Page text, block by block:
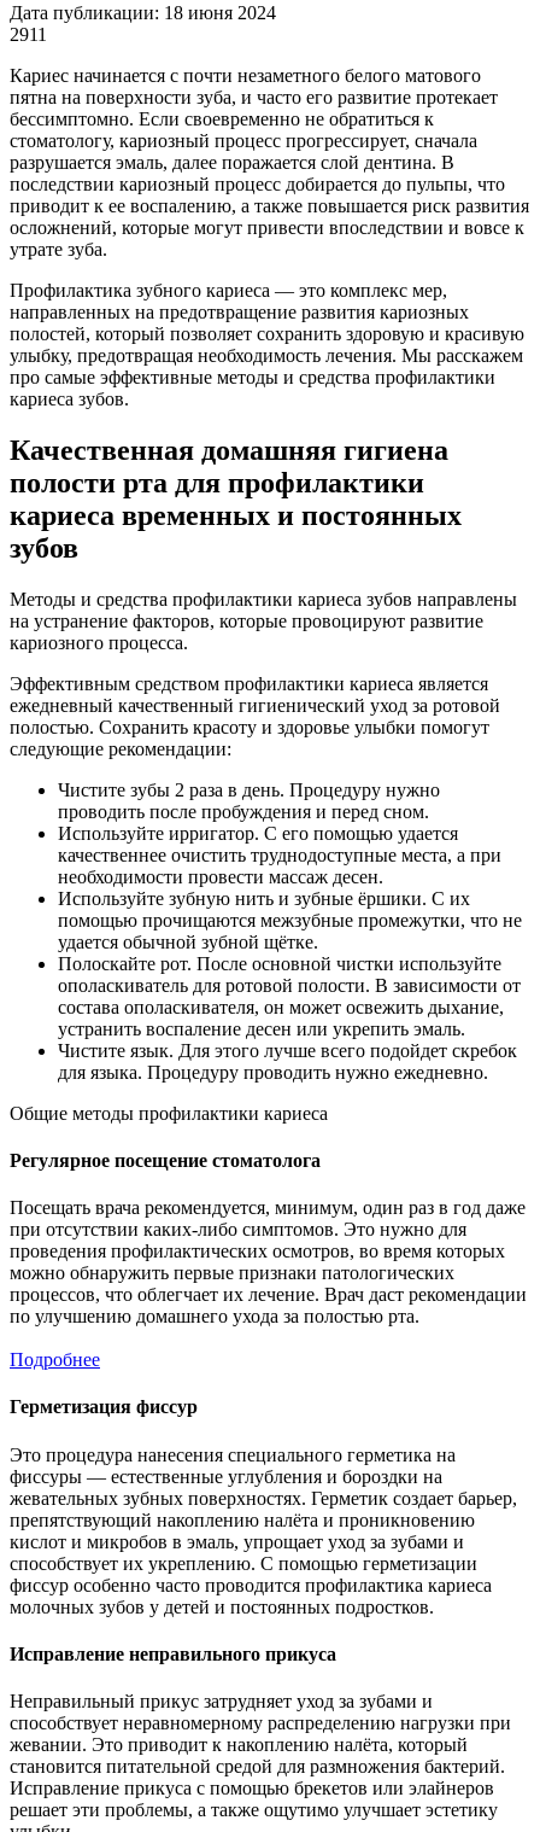
Дата публикации: 18 июня 2024
2911
Кариес начинается с почти незаметного белого матового
пятна на поверхности зуба, и часто его развитие протекает
бессимптомно. Если своевременно не обратиться к
стоматологу, кариозный процесс прогрессирует, сначала
разрушается эмаль, далее поражается слой дентина. В
последствии кариозный процесс добирается до пульпы, что
приводит к ее воспалению, а также повышается риск развития
осложнений, которые могут привести впоследствии и вовсе к
утрате зуба.
Профилактика зубного кариеса — это комплекс мер,
направленных на предотвращение развития кариозных
полостей, который позволяет сохранить здоровую и красивую
улыбку, предотвращая необходимость лечения. Мы расскажем
про самые эффективные методы и средства профилактики
кариеса зубов.
Качественная домашняя гигиена
полости рта для профилактики
кариеса временных и постоянных
зубов
Методы и средства профилактики кариеса зубов направлены
на устранение факторов, которые провоцируют развитие
кариозного процесса.
Эффективным средством профилактики кариеса является
ежедневный качественный гигиенический уход за ротовой
полостью. Сохранить красоту и здоровье улыбки помогут
следующие рекомендации:
Чистите зубы 2 раза в день. Процедуру нужно
проводить после пробуждения и перед сном.
Используйте ирригатор. С его помощью удается
качественнее очистить труднодоступные места, а при
необходимости провести массаж десен.
Используйте зубную нить и зубные ёршики. С их
помощью прочищаются межзубные промежутки, что не
удается обычной зубной щётке.
Полоскайте рот. После основной чистки используйте
ополаскиватель для ротовой полости. В зависимости от
состава ополаскивателя, он может освежить дыхание,
устранить воспаление десен или укрепить эмаль.
Чистите язык. Для этого лучше всего подойдет скребок
для языка. Процедуру проводить нужно ежедневно.
Общие методы профилактики кариеса
Регулярное посещение стоматолога
Посещать врача рекомендуется, минимум, один раз в год даже
при отсутствии каких-либо симптомов. Это нужно для
проведения профилактических осмотров, во время которых
можно обнаружить первые признаки патологических
процессов, что облегчает их лечение. Врач даст рекомендации
по улучшению домашнего ухода за полостью рта.
Подробнее
Герметизация фиссур
Это процедура нанесения специального герметика на
фиссуры — естественные углубления и бороздки на
жевательных зубных поверхностях. Герметик создает барьер,
препятствующий накоплению налёта и проникновению
кислот и микробов в эмаль, упрощает уход за зубами и
способствует их укреплению. С помощью герметизации
фиссур особенно часто проводится профилактика кариеса
молочных зубов у детей и постоянных подростков.
Исправление неправильного прикуса
Неправильный прикус затрудняет уход за зубами и
способствует неравномерному распределению нагрузки при
жевании. Это приводит к накоплению налёта, который
становится питательной средой для размножения бактерий.
Исправление прикуса с помощью брекетов или элайнеров
решает эти проблемы, а также ощутимо улучшает эстетику